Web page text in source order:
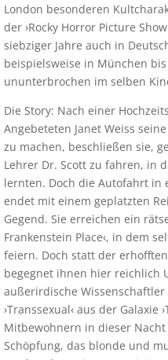
London besonderen
der ›Rocky Horror Picture
siebziger Jahre auch in
beispielsweise in München
ununterbrochen im selben
Die Story: Nach einer
Angebeteten Janet Weiss
zu machen, beschließen sie,
Lehrer Dr. Scott zu fahren, in
lernten. Doch die Autofahrt in
endet mit einem geplatzten
Gegend. Sie erreichen ein
Frankenstein Place‹, in dem
feiern. Doch statt der
begegnet ihnen hier reichlich
außerirdische Wissenschaftler
›Transsexual‹ aus der Galaxie
Mitbewohnern in dieser
Schöpfung, das blonde und